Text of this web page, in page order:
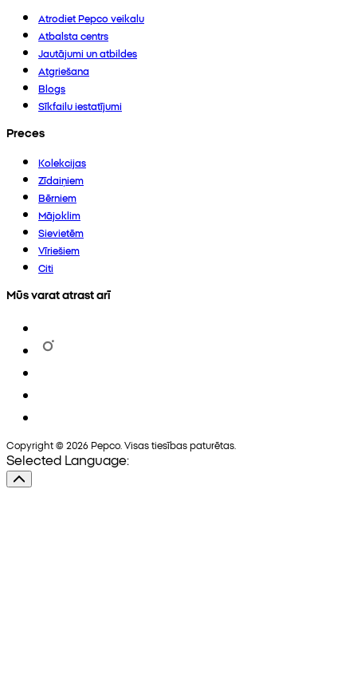
Atrodiet Pepco veikalu
Atbalsta centrs
Jautājumi un atbildes
Atgriešana
Blogs
Sīkfailu iestatījumi
Preces
Kolekcijas
Zīdaiņiem
Bērniem
Mājoklim
Sievietēm
Vīriešiem
Citi
Mūs varat atrast arī
Copyright © 2026 Pepco. Visas tiesības paturētas.
Selected Language: